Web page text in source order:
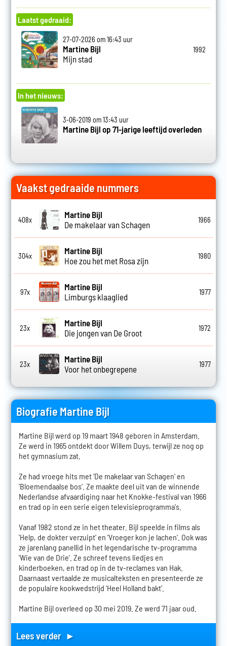
Laatst gedraaid:
27-07-2026 om 16:43 uur
Martine Bijl
Mijn stad
1992
In het nieuws:
3-06-2019 om 13:43 uur
Martine Bijl op 71-jarige leeftijd overleden
Vaakst gedraaide nummers
408x
Martine Bijl
De makelaar van Schagen
1966
304x
Martine Bijl
Hoe zou het met Rosa zijn
1980
97x
Martine Bijl
Limburgs klaaglied
1977
23x
Martine Bijl
Die jongen van De Groot
1972
23x
Martine Bijl
Voor het onbegrepene
1977
Biografie Martine Bijl
Martine Bijl werd op 19 maart 1948 geboren in Amsterdam.
Ze werd in 1965 ontdekt door Willem Duys, terwijl ze nog op
het gymnasium zat.
Ze had vroege hits met 'De makelaar van Schagen' en
'Bloemendaalse bos'. Ze maakte deel uit van de winnende
Nederlandse afvaardiging naar het Knokke-festival van 1966
en trad op in een serie eigen televisieprogramma's.
Vanaf 1982 stond ze in het theater. Bijl speelde in films als
'Help, de dokter verzuipt' en 'Vroeger kon je lachen'. Ook was
ze jarenlang panellid in het legendarische tv-programma
'Wie van de Drie'. Ze schreef tevens liedjes en
kinderboeken, en trad op in de tv-reclames van Hak.
Daarnaast vertaalde ze musicalteksten en presenteerde ze
de populaire kookwedstrijd 'Heel Holland bakt'.
Martine Bijl overleed op 30 mei 2019. Ze werd 71 jaar oud.
Lees verder ►